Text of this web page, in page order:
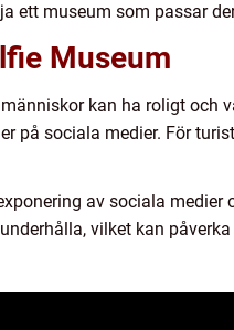
ett museum som passar
Museum
kan ha roligt och
på sociala medier. För
av sociala medier
vilket kan